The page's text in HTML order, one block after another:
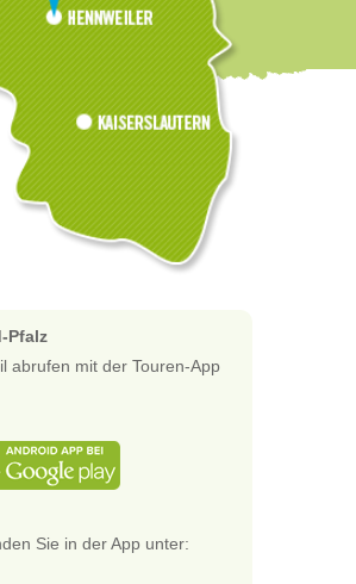
Pfalz
abrufen mit der Touren-App
Sie in der App unter: